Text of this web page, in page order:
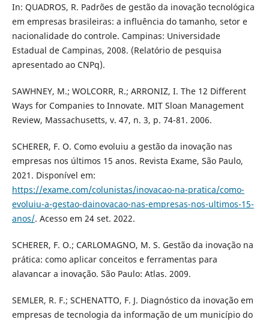
In: QUADROS, R. Padrões de gestão da inovação tecnológica
em empresas brasileiras: a influência do tamanho, setor e
nacionalidade do controle. Campinas: Universidade
Estadual de Campinas, 2008. (Relatório de pesquisa
apresentado ao CNPq).
SAWHNEY, M.; WOLCORR, R.; ARRONIZ, I. The 12 Different
Ways for Companies to Innovate. MIT Sloan Management
Review, Massachusetts, v. 47, n. 3, p. 74-81. 2006.
SCHERER, F. O. Como evoluiu a gestão da inovação nas
empresas nos últimos 15 anos. Revista Exame, São Paulo,
2021. Disponível em:
https://exame.com/colunistas/inovacao-na-pratica/como-
evoluiu-a-gestao-dainovacao-nas-empresas-nos-ultimos-15-
anos/. Acesso em 24 set. 2022.
SCHERER, F. O.; CARLOMAGNO, M. S. Gestão da inovação na
prática: como aplicar conceitos e ferramentas para
alavancar a inovação. São Paulo: Atlas. 2009.
SEMLER, R. F.; SCHENATTO, F. J. Diagnóstico da inovação em
empresas de tecnologia da informação de um município do